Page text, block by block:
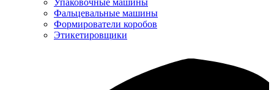
Упаковочные машины
Фальцевальные машины
Формирователи коробов
Этикетировщики